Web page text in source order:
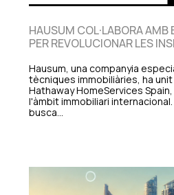
HAUSUM COL·LABORA AMB
PER REVOLUCIONAR LES
Hausum, una companyia
tècniques immobiliàries, ha
Hathaway HomeServices
l'àmbit immobiliari
busca…